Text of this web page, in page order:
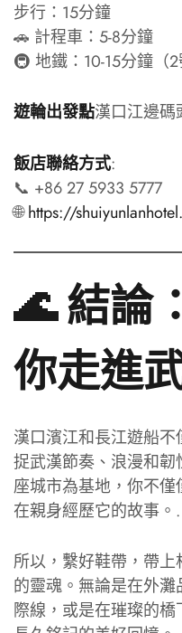
步行：15分鐘
🚗 計程車：5-8分鐘
🚇 地鐵：10-15分鐘（2
遊輪出發點漢口江邊碼
飯店聯絡方式:
📞 +86 27 5933 5777
🌐https://
🌊 結論
你走進
漢口濱江和長江遊船
捉武漢節奏、浪漫和韌
座城市為基地，你不
在親身經歷它的故事。.
所以，繫好鞋帶，帶
的靈魂。無論是在外
際線，或是在璀璨的